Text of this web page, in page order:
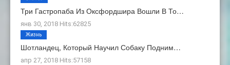
Три Гастропаба Из Оксфордшира Вошли В То…
янв 30, 2018 Hits:62825
Шотландец, Который Научил Собаку Подним…
апр 27, 2018 Hits:57158
Жизнь